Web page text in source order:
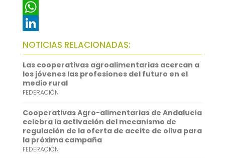
c
e
o
o
k
w
t
e
r
E
m
i
l
W
a
t
s
A
p
p
i
n
k
e
d
I
n
NOTICIAS RELACIONADAS:
Las cooperativas agroalimentarias acercan a
los jóvenes las profesiones del futuro en el
medio rural
FEDERACIÓN
Cooperativas Agro-alimentarias de Andalucía
celebra la activación del mecanismo de
regulación de la oferta de aceite de oliva para
la próxima campaña
FEDERACIÓN